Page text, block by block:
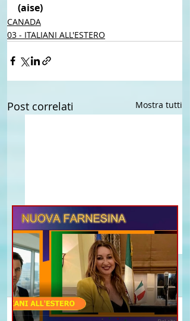
(aise)
CANADA
03 - ITALIANI ALL'ESTERO
Post correlati Mostra tutti
Commenti